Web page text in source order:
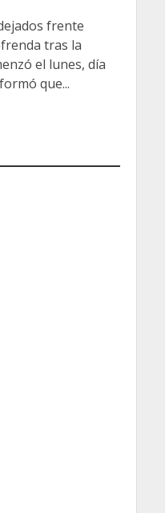
frente
tras la
el lunes, día
que...